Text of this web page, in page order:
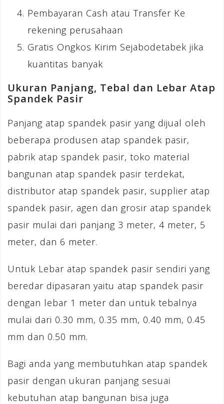
Pembayaran Cash atau Transfer Ke
rekening perusahaan
Gratis Ongkos Kirim Sejabodetabek jika
kuantitas banyak
Ukuran Panjang, Tebal dan Lebar Atap
Spandek Pasir
Panjang atap spandek pasir yang dijual oleh
beberapa produsen atap spandek pasir,
pabrik atap spandek pasir, toko material
bangunan atap spandek pasir terdekat,
distributor atap spandek pasir, supplier atap
spandek pasir, agen dan grosir atap spandek
pasir mulai dari panjang 3 meter, 4 meter, 5
meter, dan 6 meter.
Untuk Lebar atap spandek pasir sendiri yang
beredar dipasaran yaitu atap spandek pasir
dengan lebar 1 meter dan untuk tebalnya
mulai dari 0.30 mm, 0.35 mm, 0.40 mm, 0.45
mm dan 0.50 mm.
Bagi anda yang membutuhkan atap spandek
pasir dengan ukuran panjang sesuai
kebutuhan atap bangunan bisa juga